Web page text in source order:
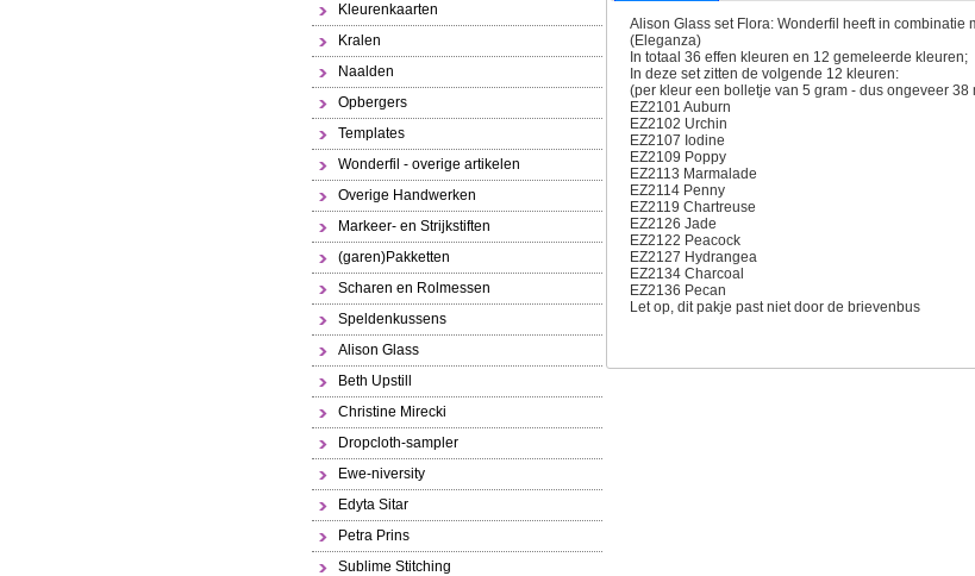
Kleurenkaarten
Kralen
Naalden
Opbergers
Templates
Wonderfil - overige artikelen
Overige Handwerken
Markeer- en Strijkstiften
(garen)Pakketten
Scharen en Rolmessen
Speldenkussens
Alison Glass
Beth Upstill
Christine Mirecki
Dropcloth-sampler
Ewe-niversity
Edyta Sitar
Petra Prins
Sublime Stitching
Alison Glass set Flora: Wonderfil heeft in combinatie
(Eleganza)
In totaal 36 effen kleuren en 12 gemeleerde kleuren;
In deze set zitten de volgende 12 kleuren:
(per kleur een bolletje van 5 gram - dus ongeveer 38
EZ2101 Auburn
EZ2102 Urchin
EZ2107 Iodine
EZ2109 Poppy
EZ2113 Marmalade
EZ2114 Penny
EZ2119 Chartreuse
EZ2126 Jade
EZ2122 Peacock
EZ2127 Hydrangea
EZ2134 Charcoal
EZ2136 Pecan
Let op, dit pakje past niet door de brievenbus